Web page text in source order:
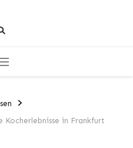
Kocherlebnisse in Frankfurt